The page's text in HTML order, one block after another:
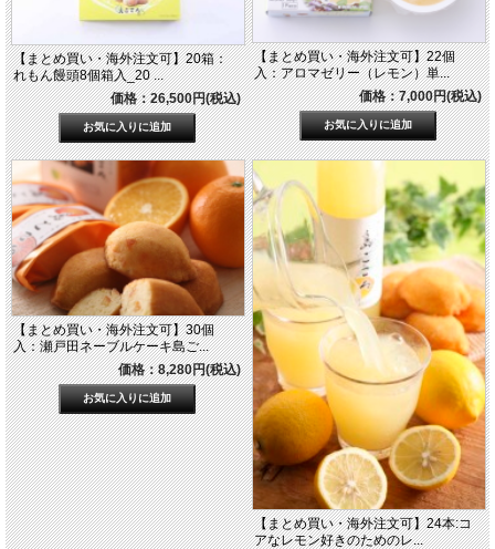
【まとめ買い・海外注文可】20箱：
れもん饅頭8個箱入_20 ...
価格：26,500円(税込)
【まとめ買い・海外注文可】22個
入：アロマゼリー（レモン）単...
価格：7,000円(税込)
【まとめ買い・海外注文可】30個
入：瀬戸田ネーブルケーキ島ご...
価格：8,280円(税込)
【まとめ買い・海外注文可】24本:コ
アなレモン好きのためのレ...